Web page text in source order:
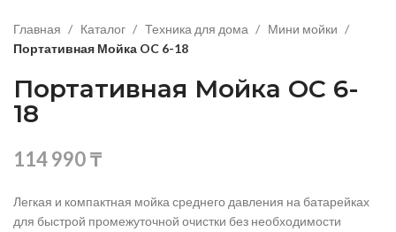
Главная Каталог Техника для дома
Мини мойки
Портативная Мойка OC 6-18
Портативная Мойка OC 6-
18
114 990₸
Легкая и компактная мойка среднего давления на батарейках
для быстрой промежуточной очистки без необходимости